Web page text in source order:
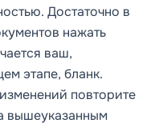
Достаточно в
нажать
ваш,
этапе, бланк.
повторите
вышеуказанным